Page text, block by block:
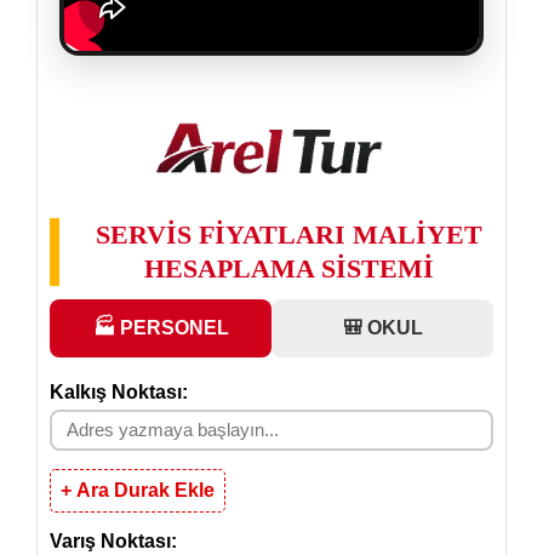
SERVİS FİYATLARI MALİYET
HESAPLAMA SİSTEMİ
🏭 PERSONEL 🎒 OKUL
Kalkış Noktası:
+ Ara Durak Ekle
Varış Noktası: